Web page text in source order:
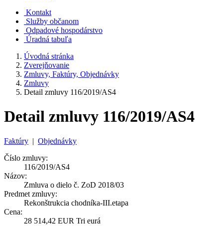
Kontakt
Služby občanom
Odpadové hospodárstvo
Úradná tabuľa
Úvodná stránka
Zverejňovanie
Zmluvy, Faktúry, Objednávky
Zmluvy
Detail zmluvy 116/2019/AS4
Detail zmluvy 116/2019/AS4
Faktúry | Objednávky
Číslo zmluvy:
116/2019/AS4
Názov:
Zmluva o dielo č. ZoD 2018/03
Predmet zmluvy:
Rekonštrukcia chodníka-III.etapa
Cena:
28 514,42 EUR Tri eurá